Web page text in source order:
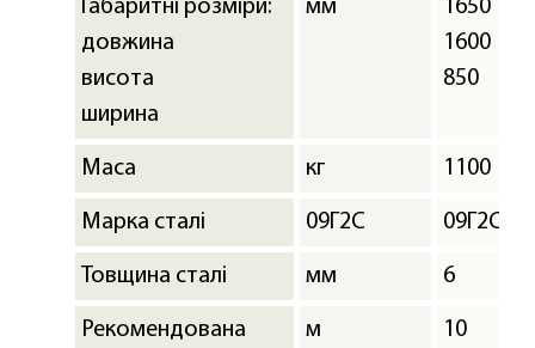
Габаритні розміри:
довжина
висота
ширина
мм
1650
1600
850
Маса кг 1100
Марка сталі 09Г2С 09Г2С
Товщина сталі мм 6
Рекомендована
м 10